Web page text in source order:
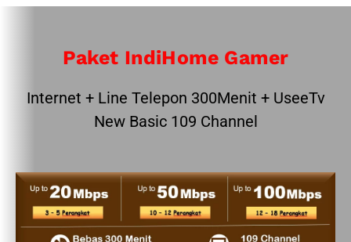
Paket IndiHome Gamer
Internet + Line Telepon 300Menit + UseeTv
New Basic 109 Channel